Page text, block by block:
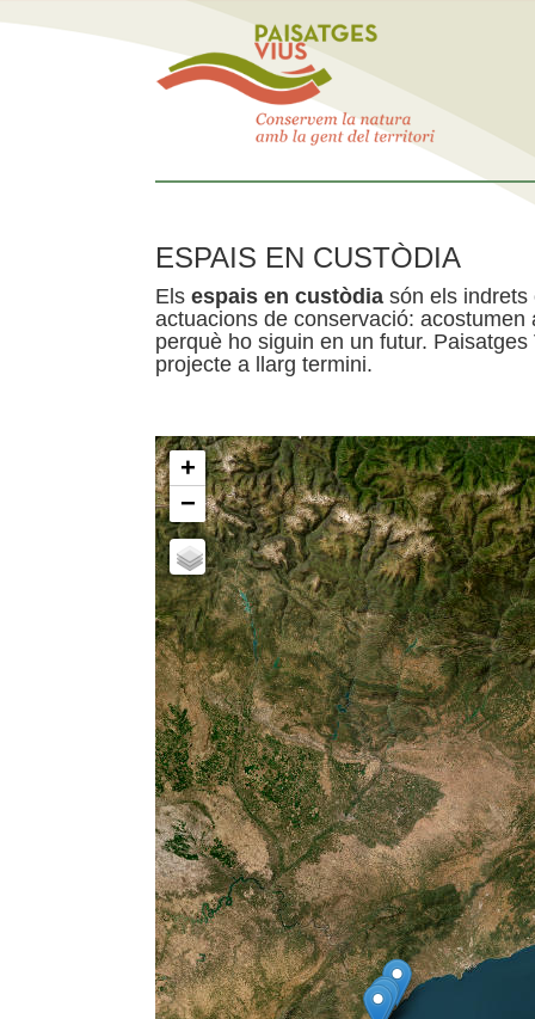
ESPAIS EN CUSTÒDIA
Els espais en custòdia són els indrets
actuacions de conservació:
perquè ho siguin en un futur.
projecte a llarg termini.
+
−